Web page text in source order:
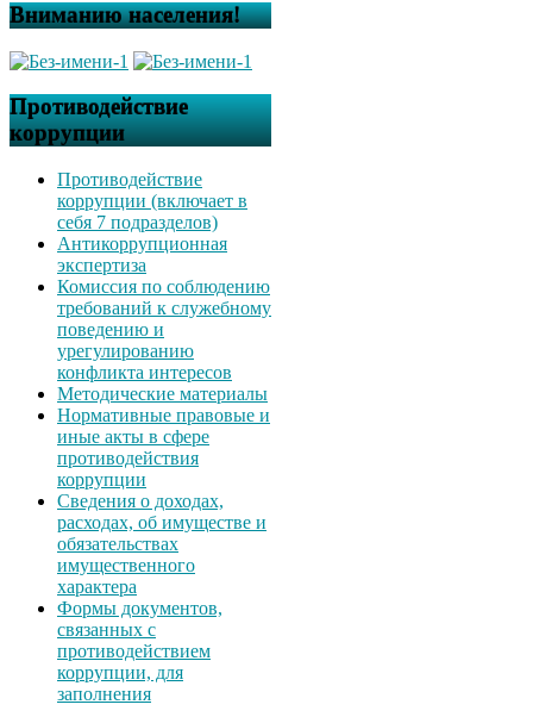
Вниманию населения!
Противодействие
коррупции
Противодействие
коррупции (включает в
себя 7 подразделов)
Антикоррупционная
экспертиза
Комиссия по соблюдению
требований к служебному
поведению и
урегулированию
конфликта интересов
Методические материалы
Нормативные правовые и
иные акты в сфере
противодействия
коррупции
Сведения о доходах,
расходах, об имуществе и
обязательствах
имущественного
характера
Формы документов,
связанных с
противодействием
коррупции, для
заполнения